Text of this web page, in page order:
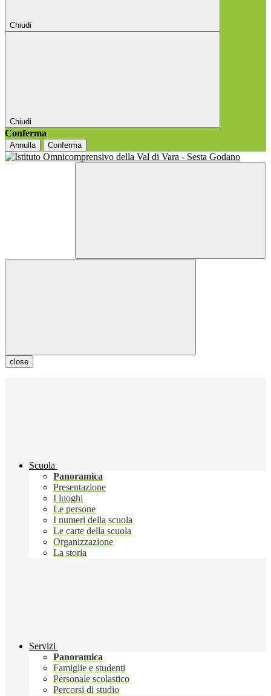
Chiudi
Chiudi
Conferma
Annulla Conferma
close
Scuola
Panoramica
Presentazione
I luoghi
Le persone
I numeri della scuola
Le carte della scuola
Organizzazione
La storia
Servizi
Panoramica
Famiglie e studenti
Personale scolastico
Percorsi di studio